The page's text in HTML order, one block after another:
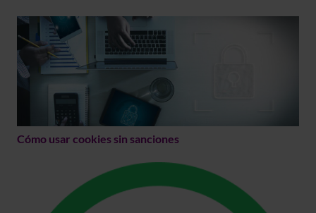
Cómo usar cookies sin sanciones